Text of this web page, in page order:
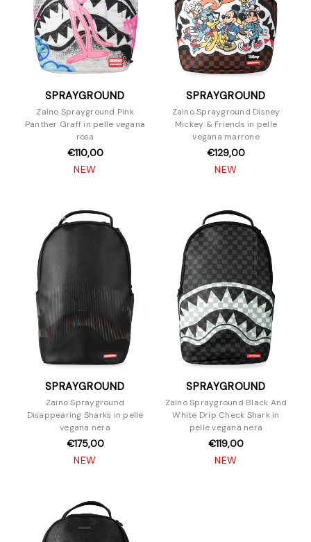
SPRAYGROUND
Zaino Sprayground Pink
Panther Graff in pelle vegana
rosa
€110,00
NEW
SPRAYGROUND
Zaino Sprayground Disney
Mickey & Friends in pelle
vegana marrone
€129,00
NEW
SPRAYGROUND
Zaino Sprayground
Disappearing Sharks in pelle
vegana nera
€175,00
NEW
SPRAYGROUND
Zaino Sprayground Black And
White Drip Check Shark in
pelle vegana nera
€119,00
NEW